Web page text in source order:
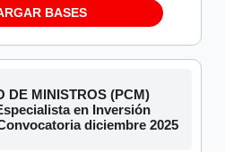
BASES
DE MINISTROS (PCM)
en Inversión
diciembre 2025